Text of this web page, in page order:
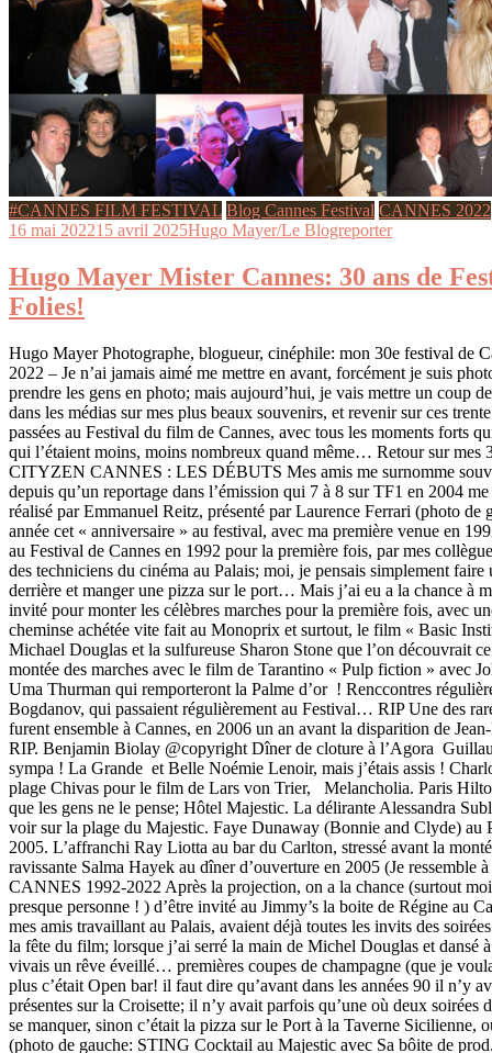
#CANNES FILM FESTIVAL Blog Cannes Festival CANNES 2022
16 mai 202215 avril 2025Hugo Mayer/Le Blogreporter
Hugo Mayer Mister Cannes: 30 ans de
Folies!
Hugo Mayer Photographe, blogueur, cinéphile: mon 30e festival de
2022 – Je n’ai jamais aimé me mettre en avant, forcément je suis
prendre les gens en photo; mais aujourd’hui, je vais mettre un coup
dans les médias sur mes plus beaux souvenirs, et revenir sur ces
passées au Festival du film de Cannes, avec tous les moments forts
qui l’étaient moins, moins nombreux quand même… Retour sur mes
CITYZEN CANNES : LES DÉBUTS Mes amis me surnomme
depuis qu’un reportage dans l’émission qui 7 à 8 sur TF1 en 2004
réalisé par Emmanuel Reitz, présenté par Laurence Ferrari (photo de
année cet « anniversaire » au festival, avec ma première venue en
au Festival de Cannes en 1992 pour la première fois, par mes
des techniciens du cinéma au Palais; moi, je pensais simplement faire
derrière et manger une pizza sur le port… Mais j’ai eu a la chance à
invité pour monter les célèbres marches pour la première fois, avec
cheminse achétée vite fait au Monoprix et surtout, le film « Basic
Michael Douglas et la sulfureuse Sharon Stone que l’on découvrait
montée des marches avec le film de Tarantino « Pulp fiction » avec
Uma Thurman qui remporteront la Palme d’or ! Renccontres
Bogdanov, qui passaient régulièrement au Festival… RIP Une des
furent ensemble à Cannes, en 2006 un an avant la disparition de
RIP. Benjamin Biolay @copyright Dîner de cloture à l’Agora
sympa ! La Grande et Belle Noémie Lenoir, mais j’étais assis !
plage Chivas pour le film de Lars von Trier, Melancholia. Paris
que les gens ne le pense; Hôtel Majestic. La délirante Alessandra
voir sur la plage du Majestic. Faye Dunaway (Bonnie and Clyde) au
2005. L’affranchi Ray Liotta au bar du Carlton, stressé avant la
ravissante Salma Hayek au dîner d’ouverture en 2005 (Je ressemble
CANNES 1992-2022 Après la projection, on a la chance (surtout
presque personne ! ) d’être invité au Jimmy’s la boite de Régine au
mes amis travaillant au Palais, avaient déjà toutes les invits des
la fête du film; lorsque j’ai serré la main de Michel Douglas et dansé
vivais un rêve éveillé… premières coupes de champagne (que je
plus c’était Open bar! il faut dire qu’avant dans les années 90 il n’y
présentes sur la Croisette; il n’y avait parfois qu’une où deux soirées
se manquer, sinon c’était la pizza sur le Port à la Taverne Sicilienne,
(photo de gauche: STING Cocktail au Majestic avec Sa bôite de